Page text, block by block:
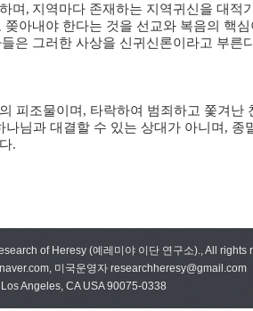
며 , 지역마다 존재하는 지역귀신을 대적
쫒아내야 한다는 것을 선교와 복음의 핵심
은 그러한 사상을 신귀신론이라고 부른
피조물이며, 타락하여 범죄하고 쫓겨난
나님과 대결할 수 있는 상대가 아니며, 종
.
of Heresy (예레미야 이단 연구소)., All rights
미국운영자 researchheresy@gmail.com
Angeles, CA USA 90075-0338